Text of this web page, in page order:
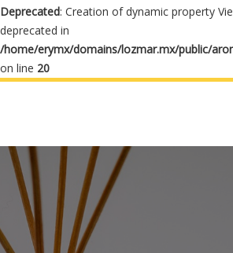
Deprecated: Creation of dynamic property
deprecated in
/home/erymx/domains/lozmar.mx/public/
on line 20